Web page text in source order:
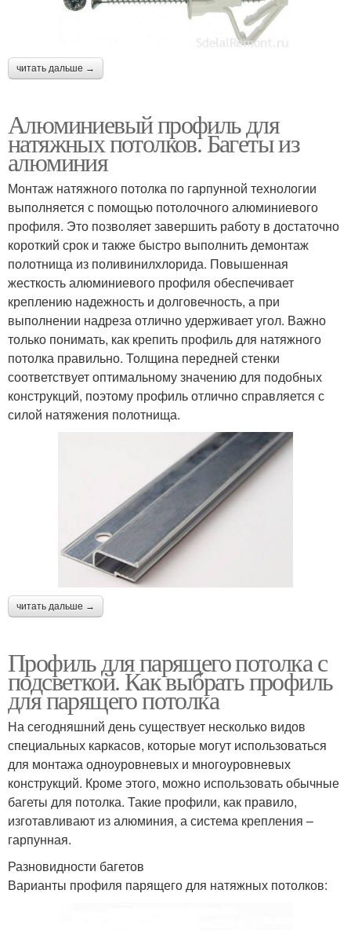
читать дальше →
Алюминиевый профиль для
натяжных потолков. Багеты из
алюминия
Монтаж натяжного потолка по гарпунной технологии
выполняется с помощью потолочного алюминиевого
профиля. Это позволяет завершить работу в достаточно
короткий срок и также быстро выполнить демонтаж
полотнища из поливинилхлорида. Повышенная
жесткость алюминиевого профиля обеспечивает
креплению надежность и долговечность, а при
выполнении надреза отлично удерживает угол. Важно
только понимать, как крепить профиль для натяжного
потолка правильно. Толщина передней стенки
соответствует оптимальному значению для подобных
конструкций, поэтому профиль отлично справляется с
силой натяжения полотнища.
читать дальше →
Профиль для парящего потолка с
подсветкой. Как выбрать профиль
для парящего потолка
На сегодняшний день существует несколько видов
специальных каркасов, которые могут использоваться
для монтажа одноуровневых и многоуровневых
конструкций. Кроме этого, можно использовать обычные
багеты для потолка. Такие профили, как правило,
изготавливают из алюминия, а система крепления –
гарпунная.
Разновидности багетов
Варианты профиля парящего для натяжных потолков: